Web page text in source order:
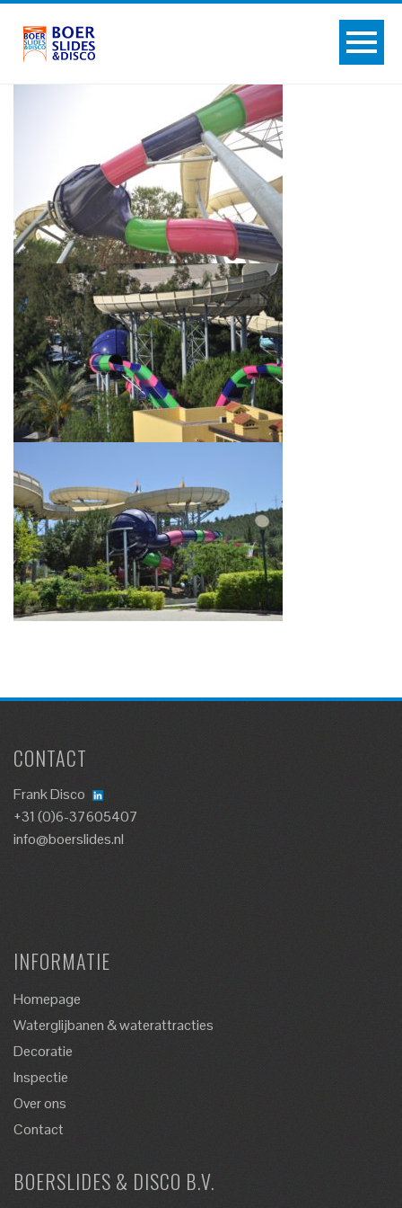
CONTACT
Frank Disco
+31 (0)6-37605407
info@boerslides.nl
INFORMATIE
Homepage
Waterglijbanen & waterattracties
Decoratie
Inspectie
Over ons
Contact
BOERSLIDES & DISCO B.V.